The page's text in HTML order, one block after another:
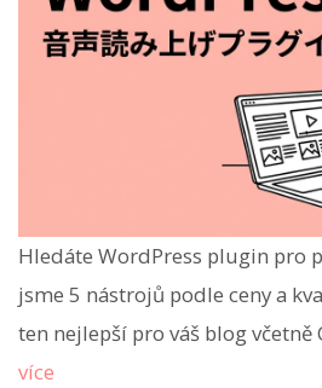
Hledáte WordPress plugin pro
jsme 5 nástrojů podle ceny a
ten nejlepší pro váš blog včetně
více